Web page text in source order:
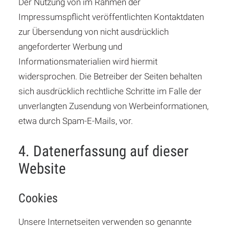
Der Nutzung von im Rahmen der
Impressumspflicht veröffentlichten Kontaktdaten
zur Übersendung von nicht ausdrücklich
angeforderter Werbung und
Informationsmaterialien wird hiermit
widersprochen. Die Betreiber der Seiten behalten
sich ausdrücklich rechtliche Schritte im Falle der
unverlangten Zusendung von Werbeinformationen,
etwa durch Spam-E-Mails, vor.
4. Datenerfassung auf dieser
Website
Cookies
Unsere Internetseiten verwenden so genannte